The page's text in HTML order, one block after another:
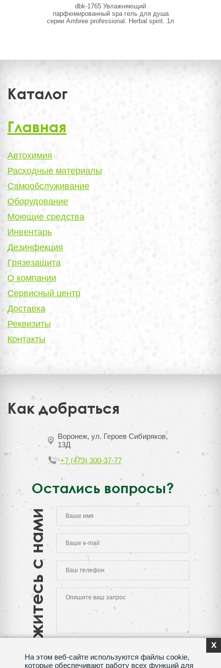
dbk-1765 Увлажняющий
парфюмированный spa гель для душа
серии Ambree professional. Herbal spirit. 1л
Каталог
Главная
Автохимия
Расходные материалы
Самообслуживание
Оборудование
Моющие средства
Инвентарь
Дезинфекция
Грязезащита
О компании
Сервисный центр
Доставка
Реквизиты
Контакты
Как добраться
Воронеж, ул. Героев Сибиряков,
13Д
+7 (473) 300-37-77
Остались вопросы?
Свяжитесь с нами x
На этом веб-сайте используются файлы cookie,
которые обеспечивают работу всех функций для